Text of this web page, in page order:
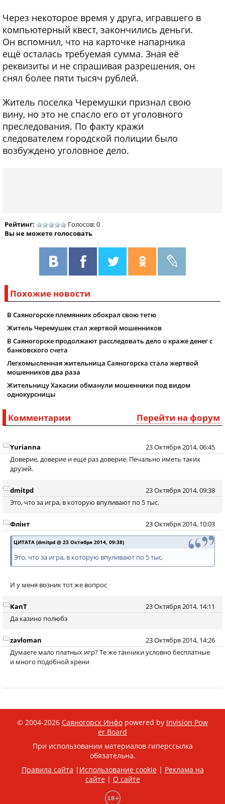
Через некоторое время у друга, игравшего в
компьютерный квест, закончились деньги.
Он вспомнил, что на карточке напарника
ещё осталась требуемая сумма. Зная её
реквизиты и не спрашивая разрешения, он
снял более пяти тысяч рублей.
Житель поселка Черемушки признал свою
вину, но это не спасло его от уголовного
преследования. По факту кражи
следователем городской полиции было
возбуждено уголовное дело.
Рейтинг:
Голосов: 0
Вы не можете голосовать
Похожие новости
В Саяногорске племянник обокрал свою тетю
Житель Черемушек стал жертвой мошенников
В Саяногорске продолжают расследовать дело о краже денег с
банковского счета
Легкомысленная жительница Саяногорска стала жертвой
мошенников два раза
Жительницу Хакасии обманули мошенники под видом
однокурсницы
Перейти на форум
Комментарии
23 Октября 2014, 06:45
Yurianna
Доверие, доверие и ещё раз доверие. Печально иметь таких
друзей.
23 Октября 2014, 09:38
dmitpd
Это, что за игра, в которую впуливают по 5 тыс.
23 Октября 2014, 10:03
Флiнт
ЦИТАТА (dmitpd @ 23 Октября 2014, 09:38)
Это, что за игра, в которую впуливают по 5 тыс.
И у меня возник тот же вопрос
23 Октября 2014, 14:11
KanT
Да казино полюбэ
23 Октября 2014, 14:26
zavloman
Думаете мало платных игр? Те же танчики условно бесплатные
и много подобной хрени
© 2004-2026 Саяногорск Инфо powered by Invision Pow
er Board
При использовании материалов гиперссылка
обязательна.
Правила сайта | Использование cookie| Реклама на
сайте| О сайте